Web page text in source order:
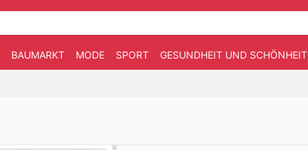
BAUMARKT MODE SPORT GESUNDHEIT UND SCHÖNHEIT